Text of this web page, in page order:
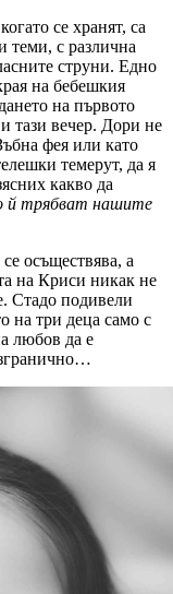
се хранят, са
теми, с различна
струни. Едно
на бебешкия
на първото
тази вечер. Дори не
фея или като
темерут, да я
какво да
й трябват нашите
осъществява, а
на Криси никак не
Стадо подивели
на три деца само с
любов да е